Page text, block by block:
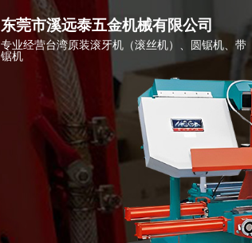
东莞市溪远泰五金机械有限公司
专业经营台湾原装滚牙机（滚丝机）、圆锯机、带
锯机